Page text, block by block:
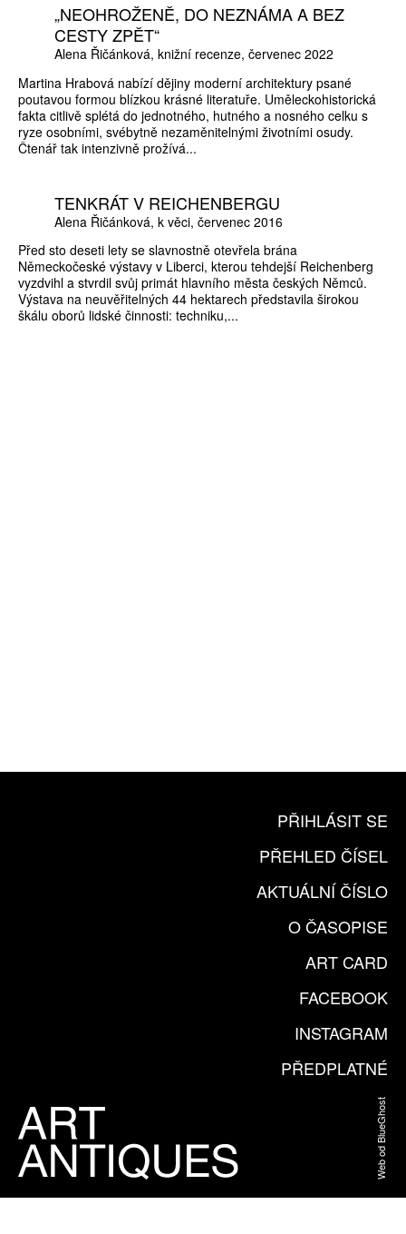
„NEOHROŽENĚ, DO NEZNÁMA A BEZ
CESTY ZPĚT“
Alena Řičánková knižní recenze červenec 2022
Martina Hrabová nabízí dějiny moderní architektury psané
poutavou formou blízkou krásné literatuře. Uměleckohistorická
fakta citlivě splétá do jednotného, hutného a nosného celku s
ryze osobními, svébytně nezaměnitelnými životními osudy.
Čtenář tak intenzivně prožívá...
TENKRÁT V REICHENBERGU
Alena Řičánková k věci červenec 2016
Před sto deseti lety se slavnostně otevřela brána
Německočeské výstavy v Liberci, kterou tehdejší Reichenberg
vyzdvihl a stvrdil svůj primát hlavního města českých Němců.
Výstava na neuvěřitelných 44 hektarech představila širokou
škálu oborů lidské činnosti: techniku,...
PŘIHLÁSIT SE
PŘEHLED ČÍSEL
AKTUÁLNÍ ČÍSLO
O ČASOPISE
ART CARD
FACEBOOK
INSTAGRAM
PŘEDPLATNÉ
Web od BlueGhost